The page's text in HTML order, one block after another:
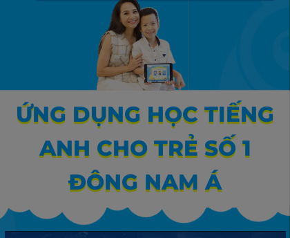
ỨNG DỤNG HỌC TIẾNG
ANH CHO TRẺ SỐ 1
ĐÔNG NAM Á